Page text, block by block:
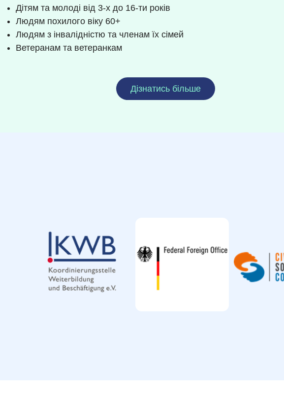
Дітям та молоді від 3-х до 16-ти років
Людям похилого віку 60+
Людям з інвалідністю та членам їх сімей
Ветеранам та ветеранкам
Дізнатись більше